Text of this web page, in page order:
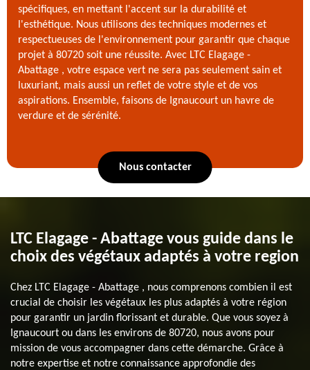
spécifiques, en mettant l'accent sur la durabilité et
l'esthétique. Nous utilisons des techniques modernes et
respectueuses de l'environnement pour garantir que chaque
projet à 80720 soit une réussite. Avec LTC Elagage -
Abattage , votre espace vert ne sera pas seulement sain et
luxuriant, mais aussi un reflet de votre style et de vos
aspirations. Ensemble, faisons de Ignaucourt un havre de
verdure et de sérénité.
Nous contacter
LTC Elagage - Abattage vous guide dans le
choix des végétaux adaptés à votre region
Chez LTC Elagage - Abattage , nous comprenons combien il est
crucial de choisir les végétaux les plus adaptés à votre région
pour garantir un jardin florissant et durable. Que vous soyez à
Ignaucourt ou dans les environs de 80720, nous avons pour
mission de vous accompagner dans cette démarche. Grâce à
notre expertise et notre connaissance approfondie des